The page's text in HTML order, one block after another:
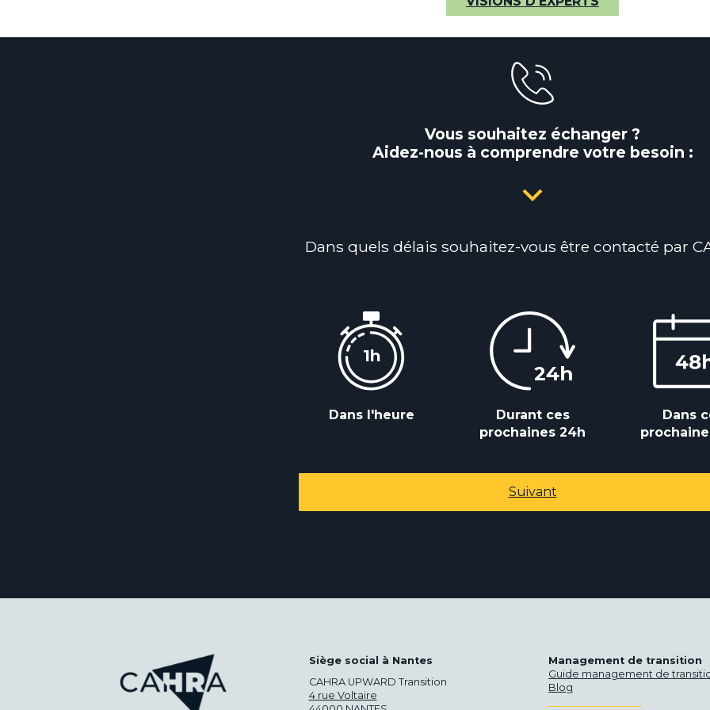
Vous souhaitez échanger ?
Aidez-nous à comprendre votre besoin :
Dans quels délais souhaitez-vous être contacté par
Dans l'heure
Durant ces
prochaines 24h
Dans
Suivant
Siège social à Nantes
CAHRA UPWARD Transition
4 rue Voltaire
Management de transition
Guide management de
Blog